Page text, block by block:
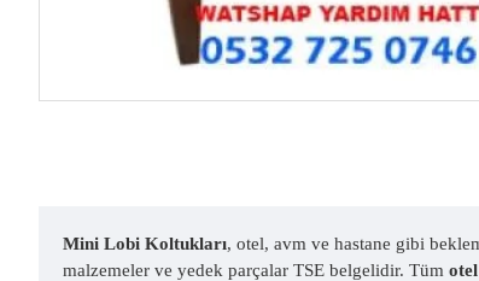
Mini Lobi Koltukları, otel, avm ve hastane gibi
malzemeler ve yedek parçalar TSE belgelidir. Tüm